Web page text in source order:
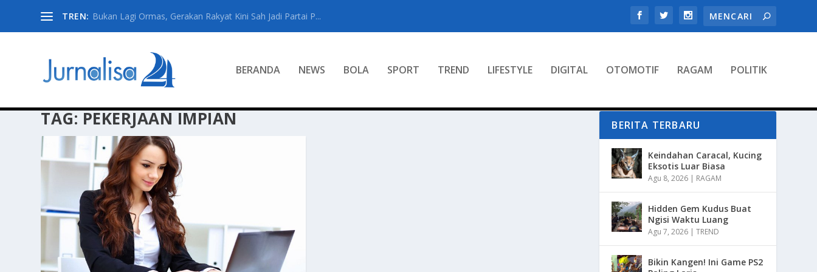
TREN: Bukan Lagi Ormas, Gerakan Rakyat Kini Sah Jadi Partai P...
BERANDA NEWS BOLA SPORT TREND LIFESTYLE DIGITAL OTOMOTIF RAGAM POLITIK
TAG: PEKERJAAN IMPIAN BERITA TERBARU
Keindahan Caracal, Kucing
Eksotis Luar Biasa
Agu 8, 2026 | RAGAM
Hidden Gem Kudus Buat
Ngisi Waktu Luang
Agu 7, 2026 |TREND
Bikin Kangen! Ini Game PS2